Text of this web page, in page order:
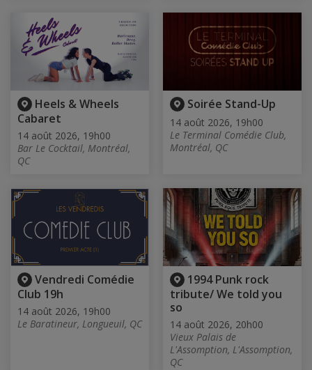
Heels & Wheels
Cabaret
14 août 2026, 19h00
Bar Le Cocktail, Montréal,
QC
Soirée Stand-Up
14 août 2026, 19h00
Le Terminal Comédie Club,
Montréal, QC
Vendredi Comédie
Club 19h
14 août 2026, 19h00
Le Baratineur, Longueuil, QC
1994 Punk rock
tribute/ We told you
so
14 août 2026, 20h00
Vieux Palais de
L'Assomption, L'Assomption,
QC